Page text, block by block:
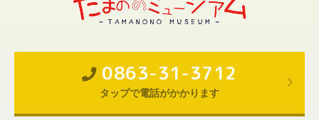
0863-31-3712
タップで電話がかかります